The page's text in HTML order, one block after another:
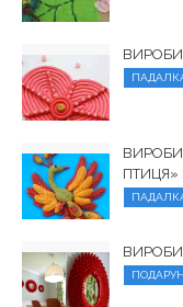
ВИРОБИ
ВИРОБИ
ПТИЦЯ»